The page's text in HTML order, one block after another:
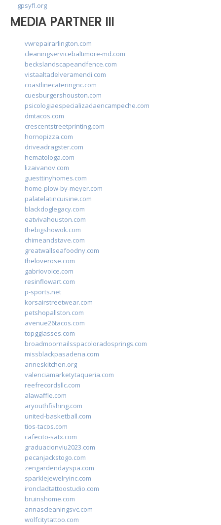
gpsyfl.org
MEDIA PARTNER III
vwrepairarlington.com
cleaningservicebaltimore-md.com
beckslandscapeandfence.com
vistaaltadelveramendi.com
coastlinecateringnc.com
cuesburgershouston.com
psicologiaespecializadaencampeche.com
dmtacos.com
crescentstreetprinting.com
hornopizza.com
driveadragster.com
hematologa.com
lizaivanov.com
guesttinyhomes.com
home-plow-by-meyer.com
palatelatincuisine.com
blackdoglegacy.com
eatvivahouston.com
thebigshowok.com
chimeandstave.com
greatwallseafoodny.com
theloverose.com
gabriovoice.com
resinflowart.com
p-sports.net
korsairstreetwear.com
petshopallston.com
avenue26tacos.com
topgglasses.com
broadmoornailsspacoloradosprings.com
missblackpasadena.com
anneskitchen.org
valenciamarketytaqueria.com
reefrecordsllc.com
alawaffle.com
aryouthfishing.com
united-basketball.com
tios-tacos.com
cafecito-satx.com
graduacionviu2023.com
pecanjackstogo.com
zengardendayspa.com
sparklejewelryinc.com
ironcladtattoostudio.com
bruinshome.com
annascleaningsvc.com
wolfcitytattoo.com